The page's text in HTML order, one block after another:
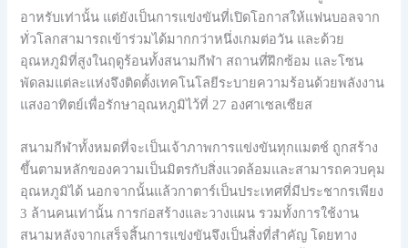
อาหรับเท่านั้น แต่ยังเป็นการแข่งขันที่เปิดโอกาสให้แฟนบอลจาก
ทั่วโลกสามารถเข้าร่วมได้มากกว่าหนึ่งเกมต่อวัน และด้วย
อุณหภูมิที่สูงในฤดูร้อนทั้งสนามกีฬา สถานที่ฝึกซ้อม และโซน
พัดลมแต่ละแห่งจึงติดตั้งเทคโนโลยีระบายความร้อนด้วยพลังงาน
แสงอาทิตย์เพื่อรักษาอุณหภูมิไว้ที่ 27 องศาเซลเซียส
สนามกีฬาทั้งหมดที่จะเป็นเจ้าภาพการแข่งขันทุกแมตช์ ถูกสร้าง
ขึ้นตามหลักของความเป็นมิตรกับสิ่งแวดล้อมและสามารถควบคุม
อุณหภูมิได้ นอกจากนั้นแล้วกาตาร์เป็นประเทศที่มีประชากรเพียง
3 ล้านคนเท่านั้น การก่อสร้างและวางแผน รวมทั้งการใช้งาน
สนามหลังจากเสร็จสิ้นการแข่งขันจึงเป็นสิ่งที่สำคัญ โดยทาง